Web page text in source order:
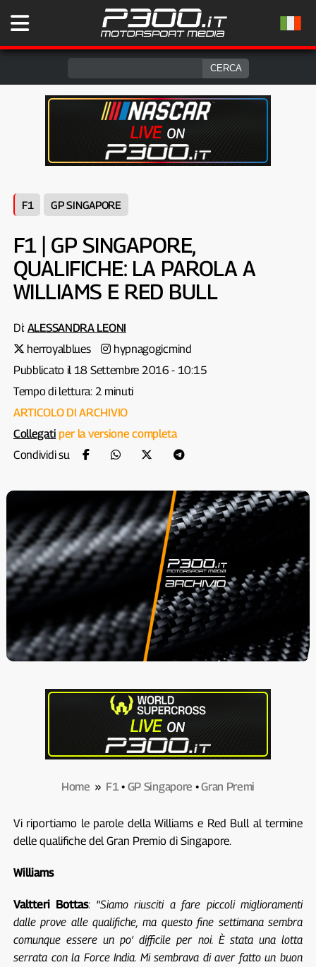
F1 GP SINGAPORE
F1 | GP SINGAPORE,
QUALIFICHE: LA PAROLA A
WILLIAMS E RED BULL
Di: ALESSANDRA LEONI
herroyalblues
hypnagogicmind
Pubblicato il 18 Settembre 2016 - 10:15
Tempo di lettura: 2 minuti
ARTICOLO DI ARCHIVIO
Collegati per la versione completa
Condividi su
Home » F1• GP Singapore •Gran Premi
Vi riportiamo le parole della Williams e Red Bull al termine
delle qualifiche del Gran Premio di Singapore.
Williams
Valtteri Bottas: “Siamo riusciti a fare piccoli miglioramenti
dalle prove alle qualifiche, ma questo fine settimana sembra
comunque essere un po’ difficile per noi. È stata una lotta
serrata con la Force India. Mi sembrava di aver fatto un buon